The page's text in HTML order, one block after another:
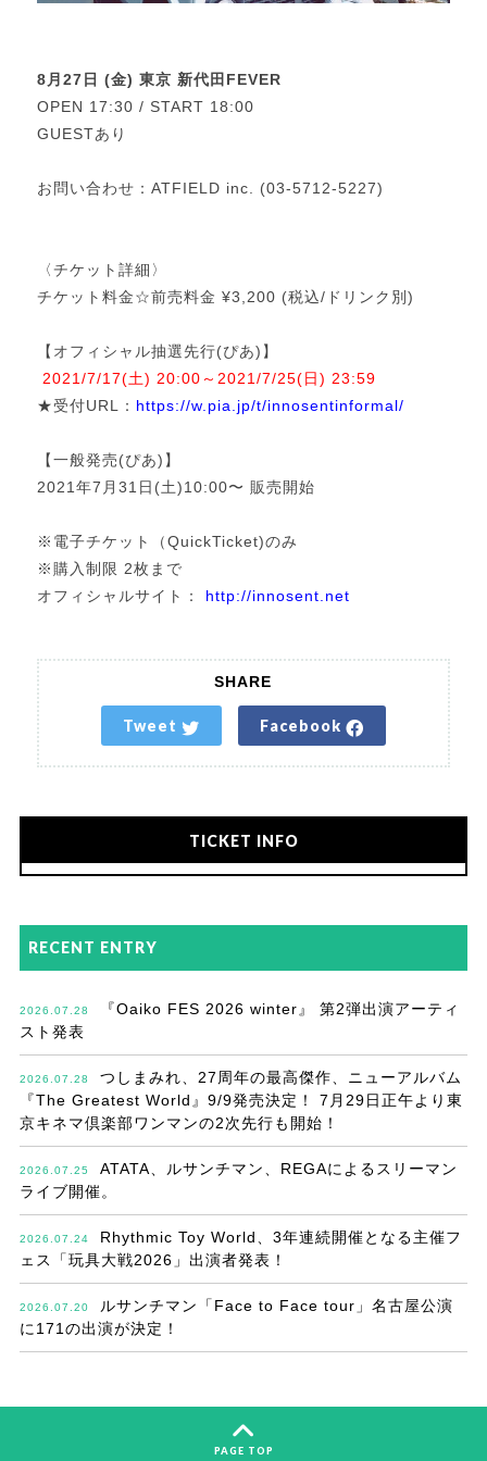
8月27日 (金) 東京 新代田FEVER
OPEN 17:30 / START 18:00
GUESTあり
お問い合わせ：ATFIELD inc. (03-5712-5227)
〈チケット詳細〉
チケット料金☆前売料金 ¥3,200 (税込/ドリンク別)
【オフィシャル抽選先行(ぴあ)】
2021/7/17(土) 20:00～2021/7/25(日) 23:59
★受付URL： https://w.pia.jp/t/innosentinformal/
【一般発売(ぴあ)】
2021年7月31日(土)10:00〜 販売開始
※電子チケット（QuickTicket)のみ
※購入制限 2枚まで
オフィシャルサイト：
http://innosent.net
SHARE
Tweet Facebook
TICKET INFO
RECENT ENTRY
2026.07.28
『Oaiko FES 2026 winter』 第2弾出演アーティ
スト発表
2026.07.28
つしまみれ、27周年の最高傑作、ニューアルバム
『The Greatest World』9/9発売決定！ 7月29日正午より東
京キネマ倶楽部ワンマンの2次先行も開始！
2026.07.25
ATATA、ルサンチマン、REGAによるスリーマン
ライブ開催。
2026.07.24
Rhythmic Toy World、3年連続開催となる主催フ
ェス「玩具大戦2026」出演者発表！
2026.07.20
ルサンチマン「Face to Face tour」名古屋公演
に171の出演が決定！
PAGE TOP